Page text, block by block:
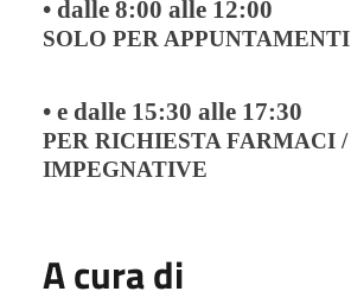
• dalle 8:00 alle 12:00
SOLO PER APPUNTAMENTI
• e dalle 15:30 alle 17:30
PER RICHIESTA FARMACI /
IMPEGNATIVE
A cura di